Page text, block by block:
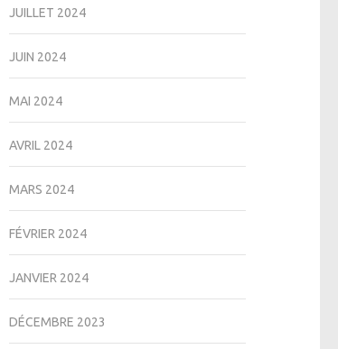
JUILLET 2024
JUIN 2024
MAI 2024
AVRIL 2024
MARS 2024
FÉVRIER 2024
JANVIER 2024
DÉCEMBRE 2023